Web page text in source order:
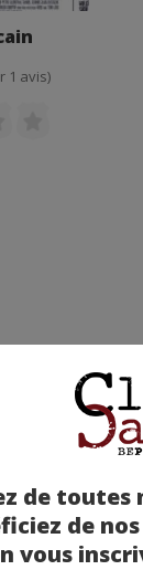
de toutes
de nos
vous
1 avis)